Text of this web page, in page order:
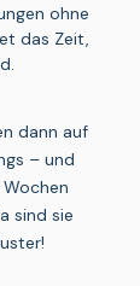
ohne
das Zeit,
dann auf
– und
sind sie